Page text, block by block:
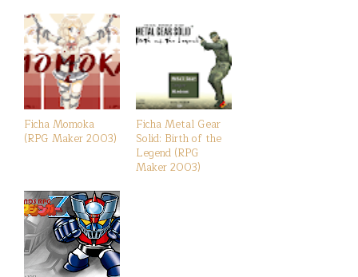
Ficha Momoka
(RPG Maker 2003)
Ficha Metal Gear
Solid: Birth of the
Legend (RPG
Maker 2003)